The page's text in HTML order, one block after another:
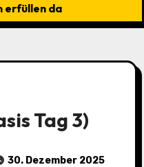
erfüllen da
Tag 3)
30. Dezember 2025